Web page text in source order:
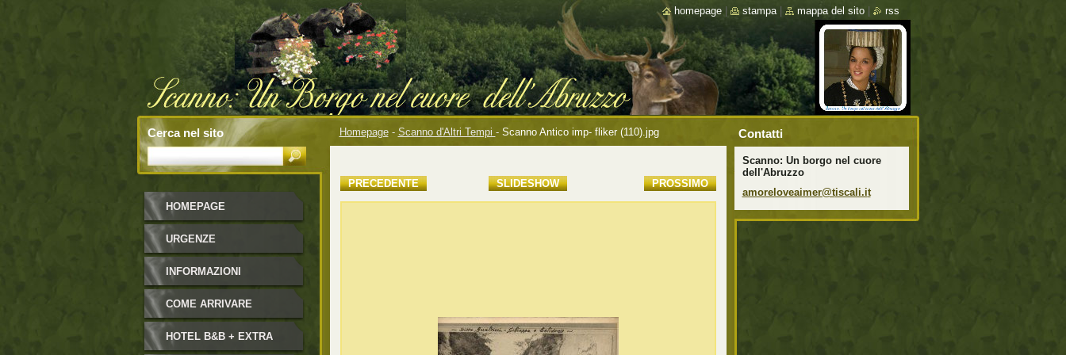
Homepage - Scanno d'Altri Tempi - Scanno Antico imp- fliker (110).jpg
PRECEDENTE SLIDESHOW
PROSSIMO
HOMEPAGE
URGENZE
INFORMAZIONI
COME ARRIVARE
HOTEL B&B + EXTRA
Contatti
Scanno: Un borgo nel cuore
dell'Abruzzo
amoreloveaimer@tiscali.it
Cerca nel sito
homepage stampa mappa del sito rss